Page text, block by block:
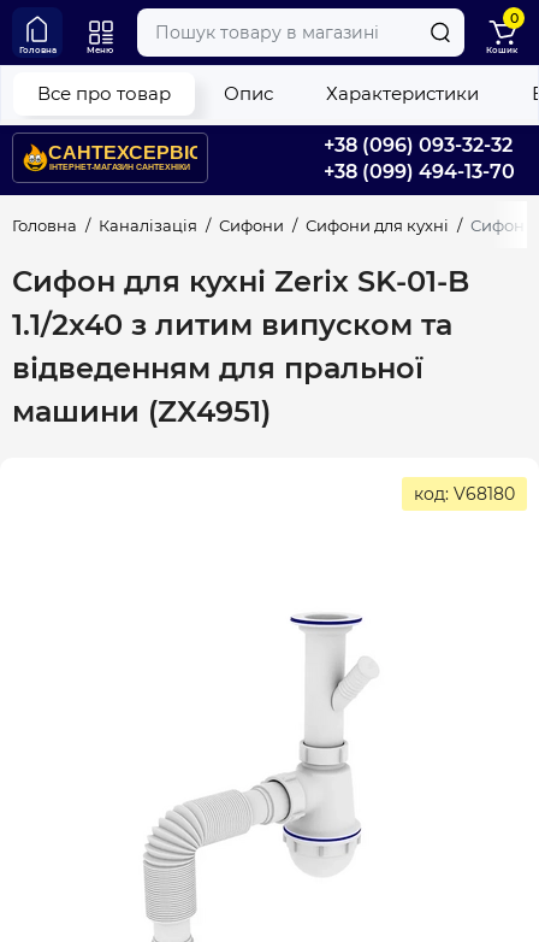
+38 (096) 093-32-32
+38 (099) 494-13-70
Головна Меню
0
Кошик
Головна Каналізація Сифони Сифони для кухні Сифон
Сифон для кухні Zerix SK-01-B
1.1/2x40 з литим випуском та
відведенням для пральної
машини (ZX4951)
Все про товар Опис Характеристики
код: V68180